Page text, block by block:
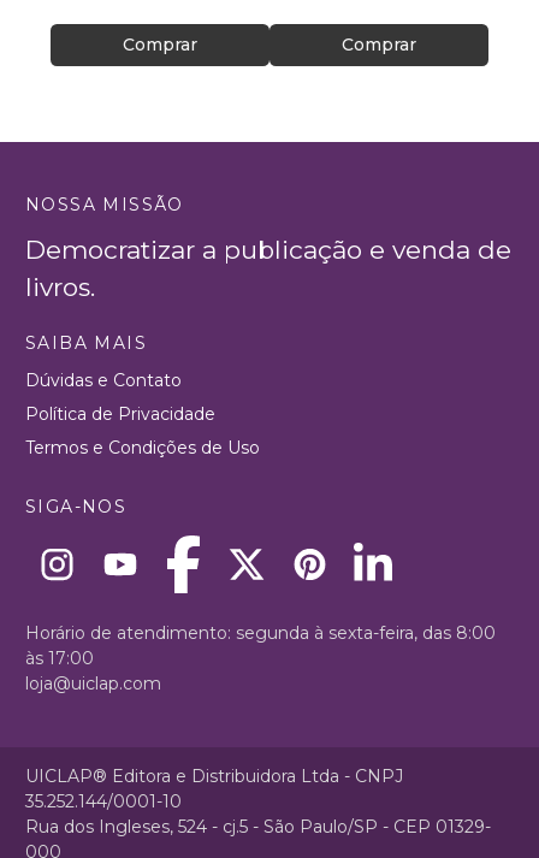
Comprar Comprar
NOSSA MISSÃO
Democratizar a publicação e venda de
livros.
SAIBA MAIS
Dúvidas e Contato
Política de Privacidade
Termos e Condições de Uso
SIGA-NOS
Horário de atendimento: segunda à sexta-feira, das 8:00
às 17:00
loja@uiclap.com
UICLAP® Editora e Distribuidora Ltda - CNPJ
35.252.144/0001-10
Rua dos Ingleses, 524 - cj.5 - São Paulo/SP - CEP 01329-
000